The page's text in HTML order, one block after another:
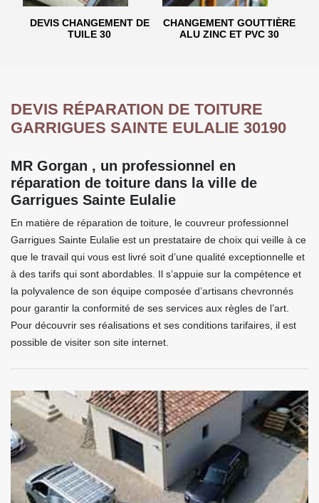
DEVIS CHANGEMENT DE
TUILE 30
CHANGEMENT GOUTTIÈRE
ALU ZINC ET PVC 30
DEVIS RÉPARATION DE TOITURE
GARRIGUES SAINTE EULALIE 30190
MR Gorgan , un professionnel en
réparation de toiture dans la ville de
Garrigues Sainte Eulalie
En matière de réparation de toiture, le couvreur professionnel
Garrigues Sainte Eulalie est un prestataire de choix qui veille à ce
que le travail qui vous est livré soit d’une qualité exceptionnelle et
à des tarifs qui sont abordables. Il s’appuie sur la compétence et
la polyvalence de son équipe composée d’artisans chevronnés
pour garantir la conformité de ses services aux règles de l’art.
Pour découvrir ses réalisations et ses conditions tarifaires, il est
possible de visiter son site internet.